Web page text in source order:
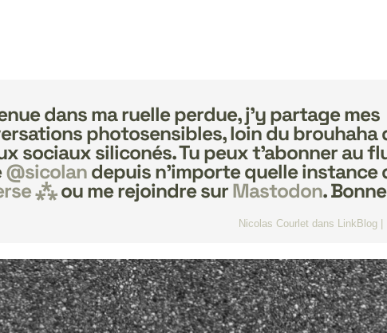
dans ma ruelle perdue, j’y partage mes
photosensibles, loin du brouhaha
sociauxsiliconés. Tu peux t’abonner au
@sicolandepuis n’importe quelle instance
⁂ou me rejoindre surMastodon.
Nicolas Courlet dans LinkBlog |